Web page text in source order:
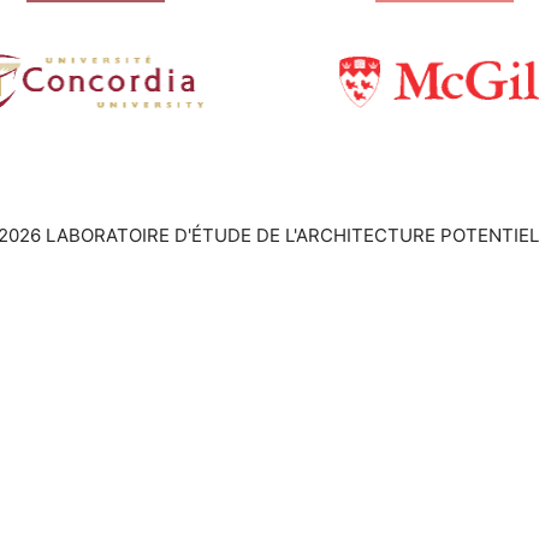
LABORATOIRE D'ÉTUDE DE L'ARCHITECTURE